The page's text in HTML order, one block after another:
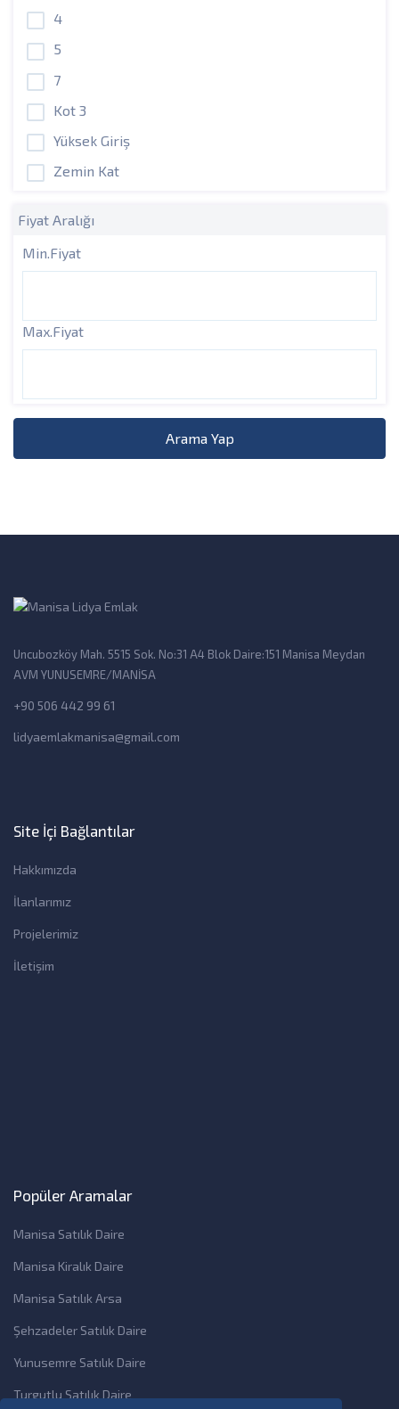
4
5
7
Kot 3
Yüksek Giriş
Zemin Kat
Fiyat Aralığı
Min.Fiyat
Max.Fiyat
Arama Yap
Uncubozköy Mah. 5515 Sok. No:31 A4 Blok Daire:151 Manisa Meydan
AVM YUNUSEMRE/MANİSA
+90 506 442 99 61
lidyaemlakmanisa@gmail.com
Site İçi Bağlantılar
Hakkımızda
İlanlarımız
Projelerimiz
İletişim
Popüler Aramalar
Manisa Satılık Daire
Manisa Kiralık Daire
Manisa Satılık Arsa
Şehzadeler Satılık Daire
Yunusemre Satılık Daire
Turgutlu Satılık Daire